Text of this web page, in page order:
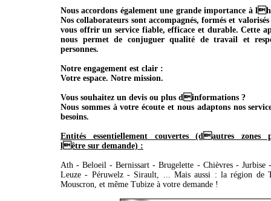
Nous accordons également une grande importance à
Nos collaborateurs sont accompagnés, formés et
vous offrir un service fiable, efficace et durable. Cette
nous permet de conjuguer qualité de travail et
personnes.
Notre engagement est clair :
Votre espace. Notre mission.
Vous souhaitez un devis ou plus dinformations ?
Nous sommes à votre écoute et nous adaptons nos
besoins.
Entités essentiellement couvertes (dautres zones
lêtre sur demande) :
Ath - Beloeil - Bernissart - Brugelette - Chièvres - Jurbise
Leuze - Péruwelz - Sirault, ... Mais aussi : la région de
Mouscron, et même Tubize à votre demande !